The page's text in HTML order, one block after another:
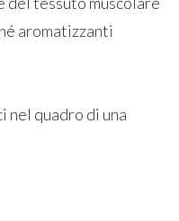
aromatizzanti
nel quadro di una